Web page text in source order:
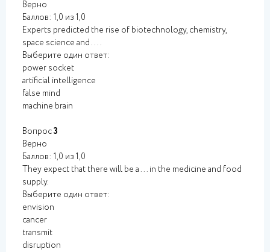
Верно
Баллов: 1,0 из 1,0
Experts predicted the rise of biotechnology, chemistry,
space science and ....
Выберите один ответ:
power socket
artificial intelligence
false mind
machine brain
Вопрос3
Верно
Баллов: 1,0 из 1,0
They expect that there will be a ... in the medicine and food
supply.
Выберите один ответ:
envision
cancer
transmit
disruption